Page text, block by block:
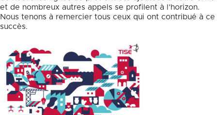
et de nombreux autres appels se profilent à l’horizon.
Nous tenons à remercier tous ceux qui ont contribué à ce
succès.